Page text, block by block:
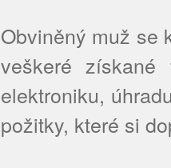
Obviněný muž se
veškeré získané
elektroniku,
požitky, které si